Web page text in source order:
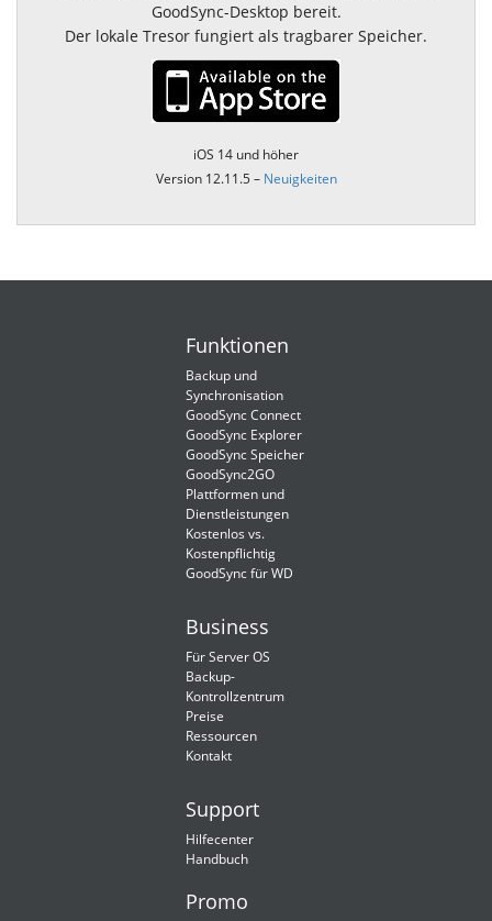
GoodSync-Desktop bereit.
Der lokale Tresor fungiert als tragbarer Speicher.
iOS 14 und höher
Version 12.11.5 – Neuigkeiten
Funktionen
Backup und
Synchronisation
GoodSync Connect
GoodSync Explorer
GoodSync Speicher
GoodSync2GO
Plattformen und
Dienstleistungen
Kostenlos vs.
Kostenpflichtig
GoodSync für WD
Business
Für Server OS
Backup-
Kontrollzentrum
Preise
Ressourcen
Kontakt
Support
Hilfecenter
Handbuch
Promo